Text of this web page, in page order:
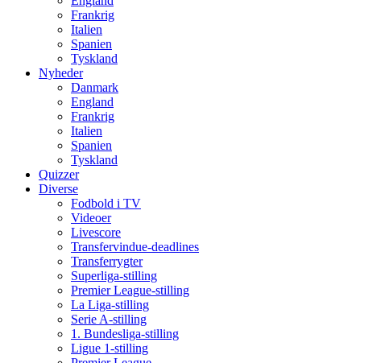
Frankrig
Italien
Spanien
Tyskland
Nyheder
Danmark
England
Frankrig
Italien
Spanien
Tyskland
Quizzer
Diverse
Fodbold i TV
Videoer
Livescore
Transfervindue-deadlines
Transferrygter
Superliga-stilling
Premier League-stilling
La Liga-stilling
Serie A-stilling
1. Bundesliga-stilling
Ligue 1-stilling